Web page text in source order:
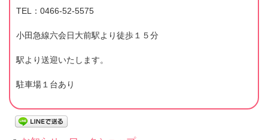
TEL：0466-52-5575
小田急線六会日大前駅より徒歩１５分
駅より送迎いたします。
駐車場１台あり